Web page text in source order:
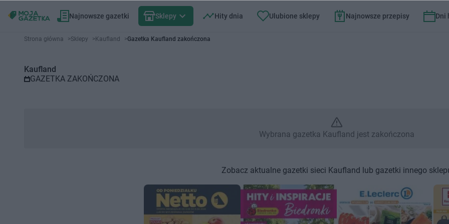
Najnowsze gazetki Sklepy Hity dnia Ulubione sklepy Najnowsze przepisy Dni
Gazetka promocyjna Kaufland – Wybrana gazetka Kaufland jest
Strona główna >Sklepy >Kaufland >Gazetka Kaufland zakończona
Kaufland
GAZETKA ZAKOŃCZONA
Wybrana gazetka Kaufland jest zakończona
Zobacz aktualne gazetki sieci Kaufland lub gazetki innego